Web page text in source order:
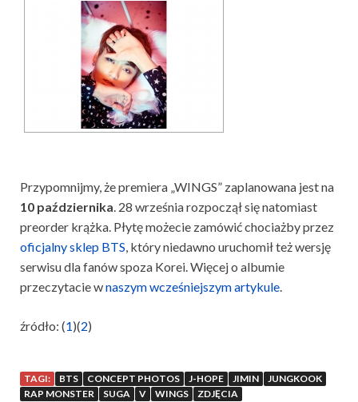
Przypomnijmy, że premiera „WINGS” zaplanowana jest na
10 października. 28 września rozpoczął się natomiast
preorder krążka. Płytę możecie zamówić chociażby przez
oficjalny sklep BTS, który niedawno uruchomił też wersję
serwisu dla fanów spoza Korei. Więcej o albumie
przeczytacie wnaszym wcześniejszym artykule.
źródło: (1)(2)
TAGI: BTS CONCEPT PHOTOS J-HOPE JIMIN
JUNGKOOK
RAP MONSTER
SUGA V WINGS
ZDJĘCIA